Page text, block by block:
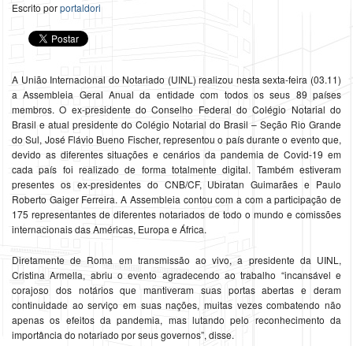
Escrito porportaldori
A União Internacional do Notariado (UINL) realizou nesta sexta-feira (03.11)
a Assembleia Geral Anual da entidade com todos os seus 89 países
membros. O ex-presidente do Conselho Federal do Colégio Notarial do
Brasil e atual presidente do Colégio Notarial do Brasil – Seção Rio Grande
do Sul, José Flávio Bueno Fischer, representou o país durante o evento que,
devido as diferentes situações e cenários da pandemia de Covid-19 em
cada país foi realizado de forma totalmente digital. Também estiveram
presentes os ex-presidentes do CNB/CF, Ubiratan Guimarães e Paulo
Roberto Gaiger Ferreira. A Assembleia contou com a com a participação de
175 representantes de diferentes notariados de todo o mundo e comissões
internacionais das Américas, Europa e África.
Diretamente de Roma em transmissão ao vivo, a presidente da UINL,
Cristina Armella, abriu o evento agradecendo ao trabalho “incansável e
corajoso dos notários que mantiveram suas portas abertas e deram
continuidade ao serviço em suas nações, muitas vezes combatendo não
apenas os efeitos da pandemia, mas lutando pelo reconhecimento da
importância do notariado por seus governos”, disse.